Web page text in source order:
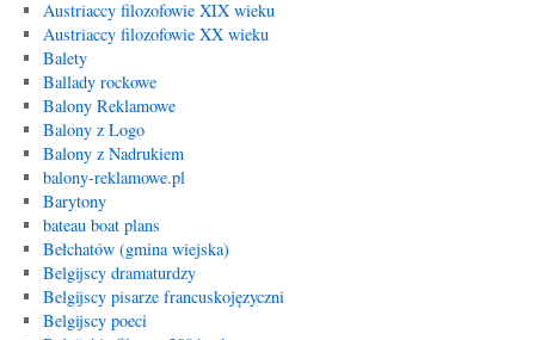
Austriaccy filozofowie XIX wieku
Austriaccy filozofowie XX wieku
Balety
Ballady rockowe
Balony Reklamowe
Balony z Logo
Balony z Nadrukiem
balony-reklamowe.pl
Barytony
bateau boat plans
Bełchatów (gmina wiejska)
Belgijscy dramaturdzy
Belgijscy pisarze francuskojęzyczni
Belgijscy poeci